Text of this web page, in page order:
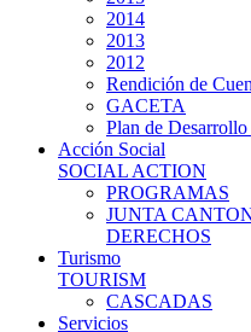
2014
2013
2012
Rendición de
GACETA
Plan de
Acción Social
SOCIAL ACTION
PROGRAMAS
JUNTA
DERECHOS
Turismo
TOURISM
CASCADAS
Servicios